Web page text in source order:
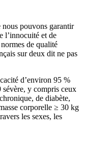
pouvons garantir
l’innocuité et de
de qualité
sur deux dit ne pas
d’environ 95 %
y compris ceux
de diabète,
corporelle ≥ 30 kg
les sexes, les